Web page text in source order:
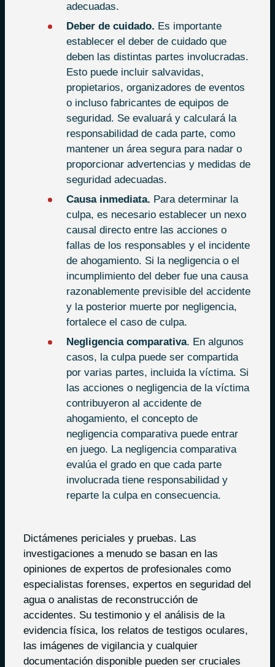
adecuadas.
Deber de cuidado. Es importante
establecer el deber de cuidado que
deben las distintas partes involucradas.
Esto puede incluir salvavidas,
propietarios, organizadores de eventos
o incluso fabricantes de equipos de
seguridad. Se evaluará y calculará la
responsabilidad de cada parte, como
mantener un área segura para nadar o
proporcionar advertencias y medidas de
seguridad adecuadas.
Causa inmediata. Para determinar la
culpa, es necesario establecer un nexo
causal directo entre las acciones o
fallas de los responsables y el incidente
de ahogamiento. Si la negligencia o el
incumplimiento del deber fue una causa
razonablemente previsible del accidente
y la posterior muerte por negligencia,
fortalece el caso de culpa.
Negligencia comparativa. En algunos
casos, la culpa puede ser compartida
por varias partes, incluida la víctima. Si
las acciones o negligencia de la víctima
contribuyeron al accidente de
ahogamiento, el concepto de
negligencia comparativa puede entrar
en juego. La negligencia comparativa
evalúa el grado en que cada parte
involucrada tiene responsabilidad y
reparte la culpa en consecuencia.
Dictámenes periciales y pruebas. Las
investigaciones a menudo se basan en las
opiniones de expertos de profesionales como
especialistas forenses, expertos en seguridad del
agua o analistas de reconstrucción de
accidentes. Su testimonio y el análisis de la
evidencia física, los relatos de testigos oculares,
las imágenes de vigilancia y cualquier
documentación disponible pueden ser cruciales